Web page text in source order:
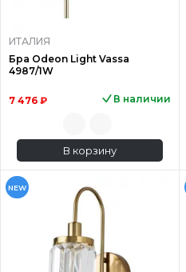
ИТАЛИЯ
Бра Odeon Light Vassa
4987/1W
7 476 ₽ В наличии
В корзину
NEW